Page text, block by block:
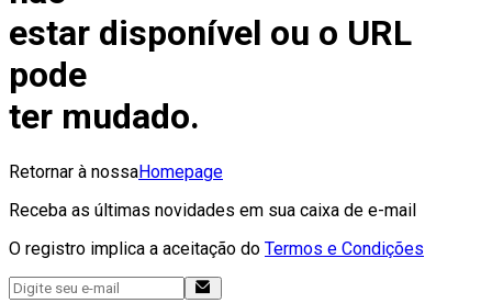
estar disponível ou o URL
pode
ter mudado.
Retornar à nossaHomepage
Receba as últimas novidades em sua caixa de e-mail
O registro implica a aceitação do Termos e Condições